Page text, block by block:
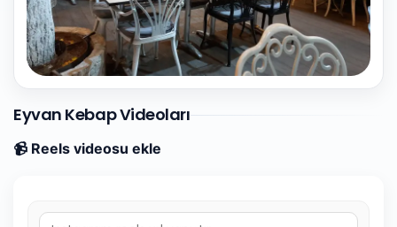
Eyvan Kebap Videoları
📹 Reels videosu ekle